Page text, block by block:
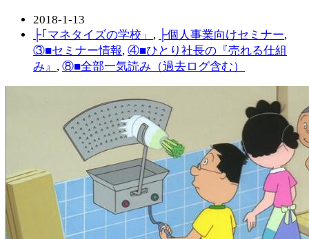
2018-1-13
├｢マネタイズの学校」 , ├個人事業向けセミナー,
③■セミナー情報, ④■ひとり社長の『売れる仕組
み』 , ⑧■全部一気読み（過去ログ含む）